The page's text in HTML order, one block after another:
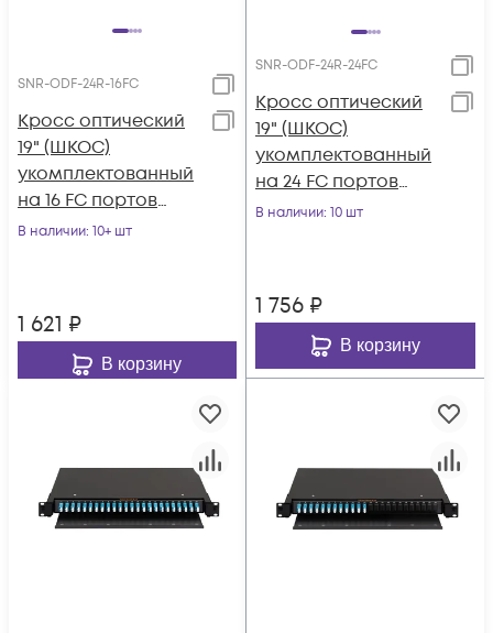
SNR-ODF-24R-16FC
Кросс оптический
19" (ШКОС)
укомплектованный
на 16 FC портов
(комплект с
В наличии: 10+ шт
1 621 ₽
В корзину
SNR-ODF-24R-24FC
Кросс оптический
19" (ШКОС)
укомплектованный
на 24 FC портов
(комплект с
В наличии: 10 шт
1 756 ₽
В корзину